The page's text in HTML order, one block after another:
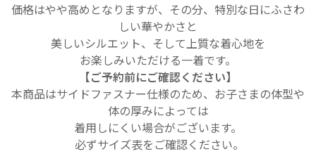
価格はやや高めとなりますが、その分、特別な日にふさわ
しい華やかさと
美しいシルエット、 そして上質な着心地を
お楽しみいただける一着です。
【ご予約前にご確認ください】
本商品はサイドファスナー仕様のため、お子さまの体型や
体の厚みによっては
着用しにくい場合がございます。
必ずサイズ表をご確認ください。